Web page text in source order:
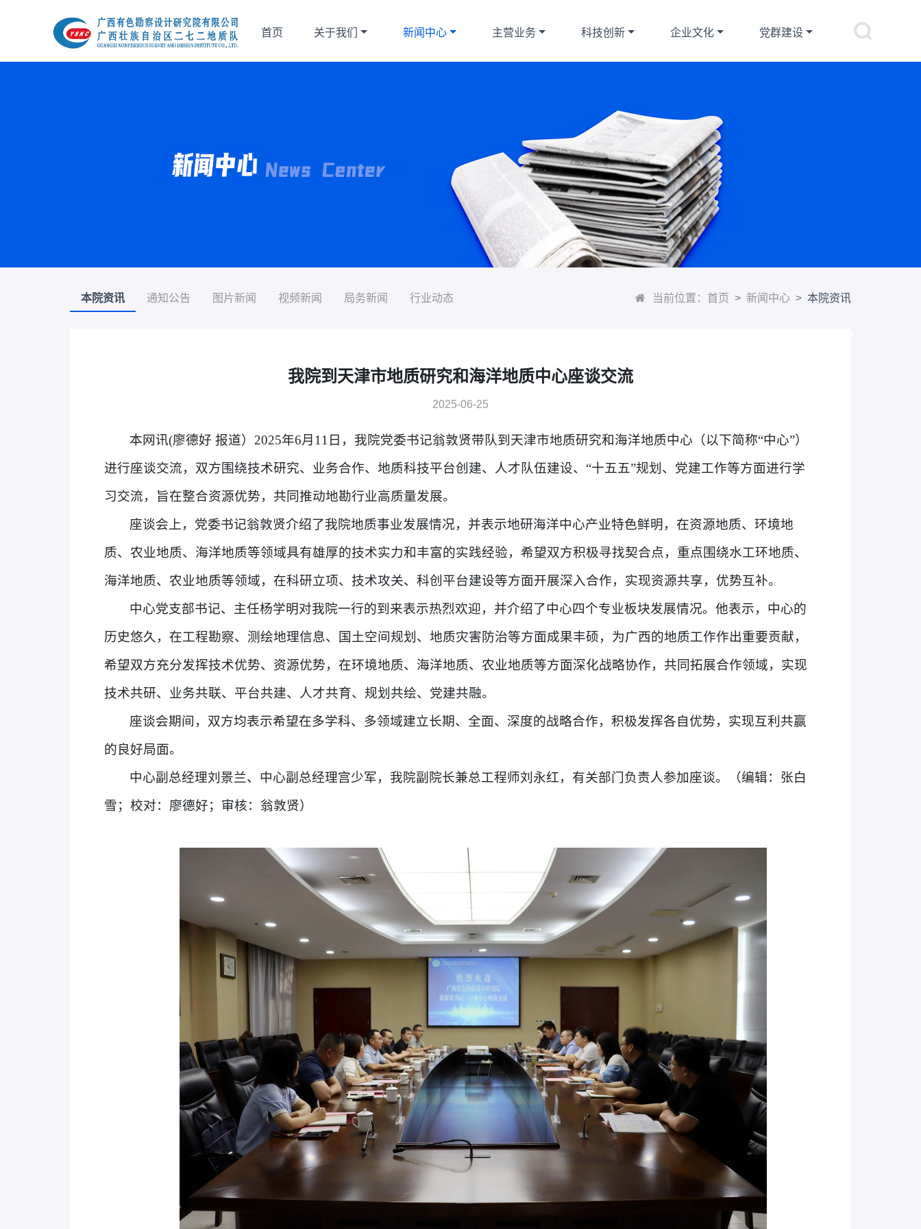
首页 关于我们 新闻中心 主营业务 科技创新 企业文化 党群建设
本院资讯 通知公告 图片新闻 视频新闻 局务新闻 行业动态 当前位置： 首页 新闻中心 本院资讯
我院到天津市地质研究和海洋地质中心座谈交流
2025-06-25
本网讯(廖德好 报道）2025年6月11日，我院党委书记翁敦贤带队到天津市地质研究和海洋地质中心（以下简称“中心”）
进行座谈交流，双方围绕技术研究、业务合作、地质科技平台创建、人才队伍建设、“十五五”规划、党建工作等方面进行学
习交流，旨在整合资源优势，共同推动地勘行业高质量发展。
座谈会上，党委书记翁敦贤介绍了我院地质事业发展情况，并表示地研海洋中心产业特色鲜明，在资源地质、环境地
质、农业地质、海洋地质等领域具有雄厚的技术实力和丰富的实践经验，希望双方积极寻找契合点，重点围绕水工环地质、
海洋地质、农业地质等领域，在科研立项、技术攻关、科创平台建设等方面开展深入合作，实现资源共享，优势互补。
中心党支部书记、主任杨学明对我院一行的到来表示热烈欢迎，并介绍了中心四个专业板块发展情况。他表示，中心的
历史悠久，在工程勘察、测绘地理信息、国土空间规划、地质灾害防治等方面成果丰硕，为广西的地质工作作出重要贡献，
希望双方充分发挥技术优势、资源优势，在环境地质、海洋地质、农业地质等方面深化战略协作，共同拓展合作领域，实现
技术共研、业务共联、平台共建、人才共育、规划共绘、党建共融。
座谈会期间，双方均表示希望在多学科、多领域建立长期、全面、深度的战略合作，积极发挥各自优势，实现互利共赢
的良好局面。
中心副总经理刘景兰、中心副总经理宫少军，我院副院长兼总工程师刘永红，有关部门负责人参加座谈。
（编辑：张白
雪；校对：廖德好；审核：翁敦贤）